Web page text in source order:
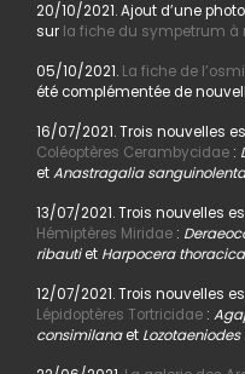
20/10/2021. Ajout d’une
sur la fiche du sympetrum à
05/10/2021. La fiche de
été complémentée de
16/07/2021. Trois nouvelles
Coléoptères Cerambycidae:
etAnastragalia
13/07/2021. Trois nouvelles
Hémiptères Miridae:
ribautiet Harpocera
12/07/2021. Trois nouvelles
Lépidoptères Tortricidae:
consimilanaet